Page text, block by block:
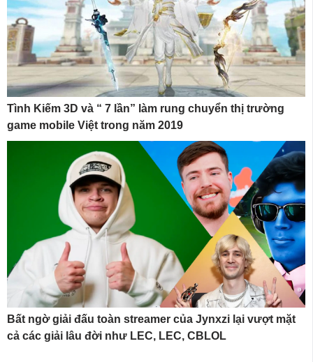
Tình Kiếm 3D và “ 7 lần” làm rung chuyển thị trường
game mobile Việt trong năm 2019
Bất ngờ giải đấu toàn streamer của Jynxzi lại vượt mặt
cả các giải lâu đời như LEC, LEC, CBLOL